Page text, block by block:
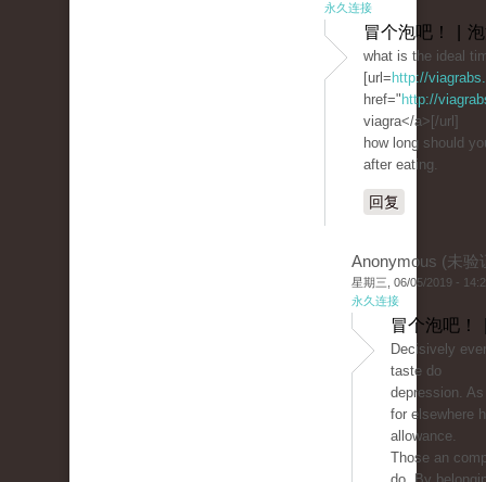
永久连接
冒个泡吧！ |
what is the ideal
[url= http://
href=" http://
viagra</a>[/url]
how long should
after eating.
回复
Anonymous (未验
星期三, 06/05/2019 -
永久连接
冒个泡吧！
Decisively
taste do
depression.
for elsewhere
allowance.
Those an